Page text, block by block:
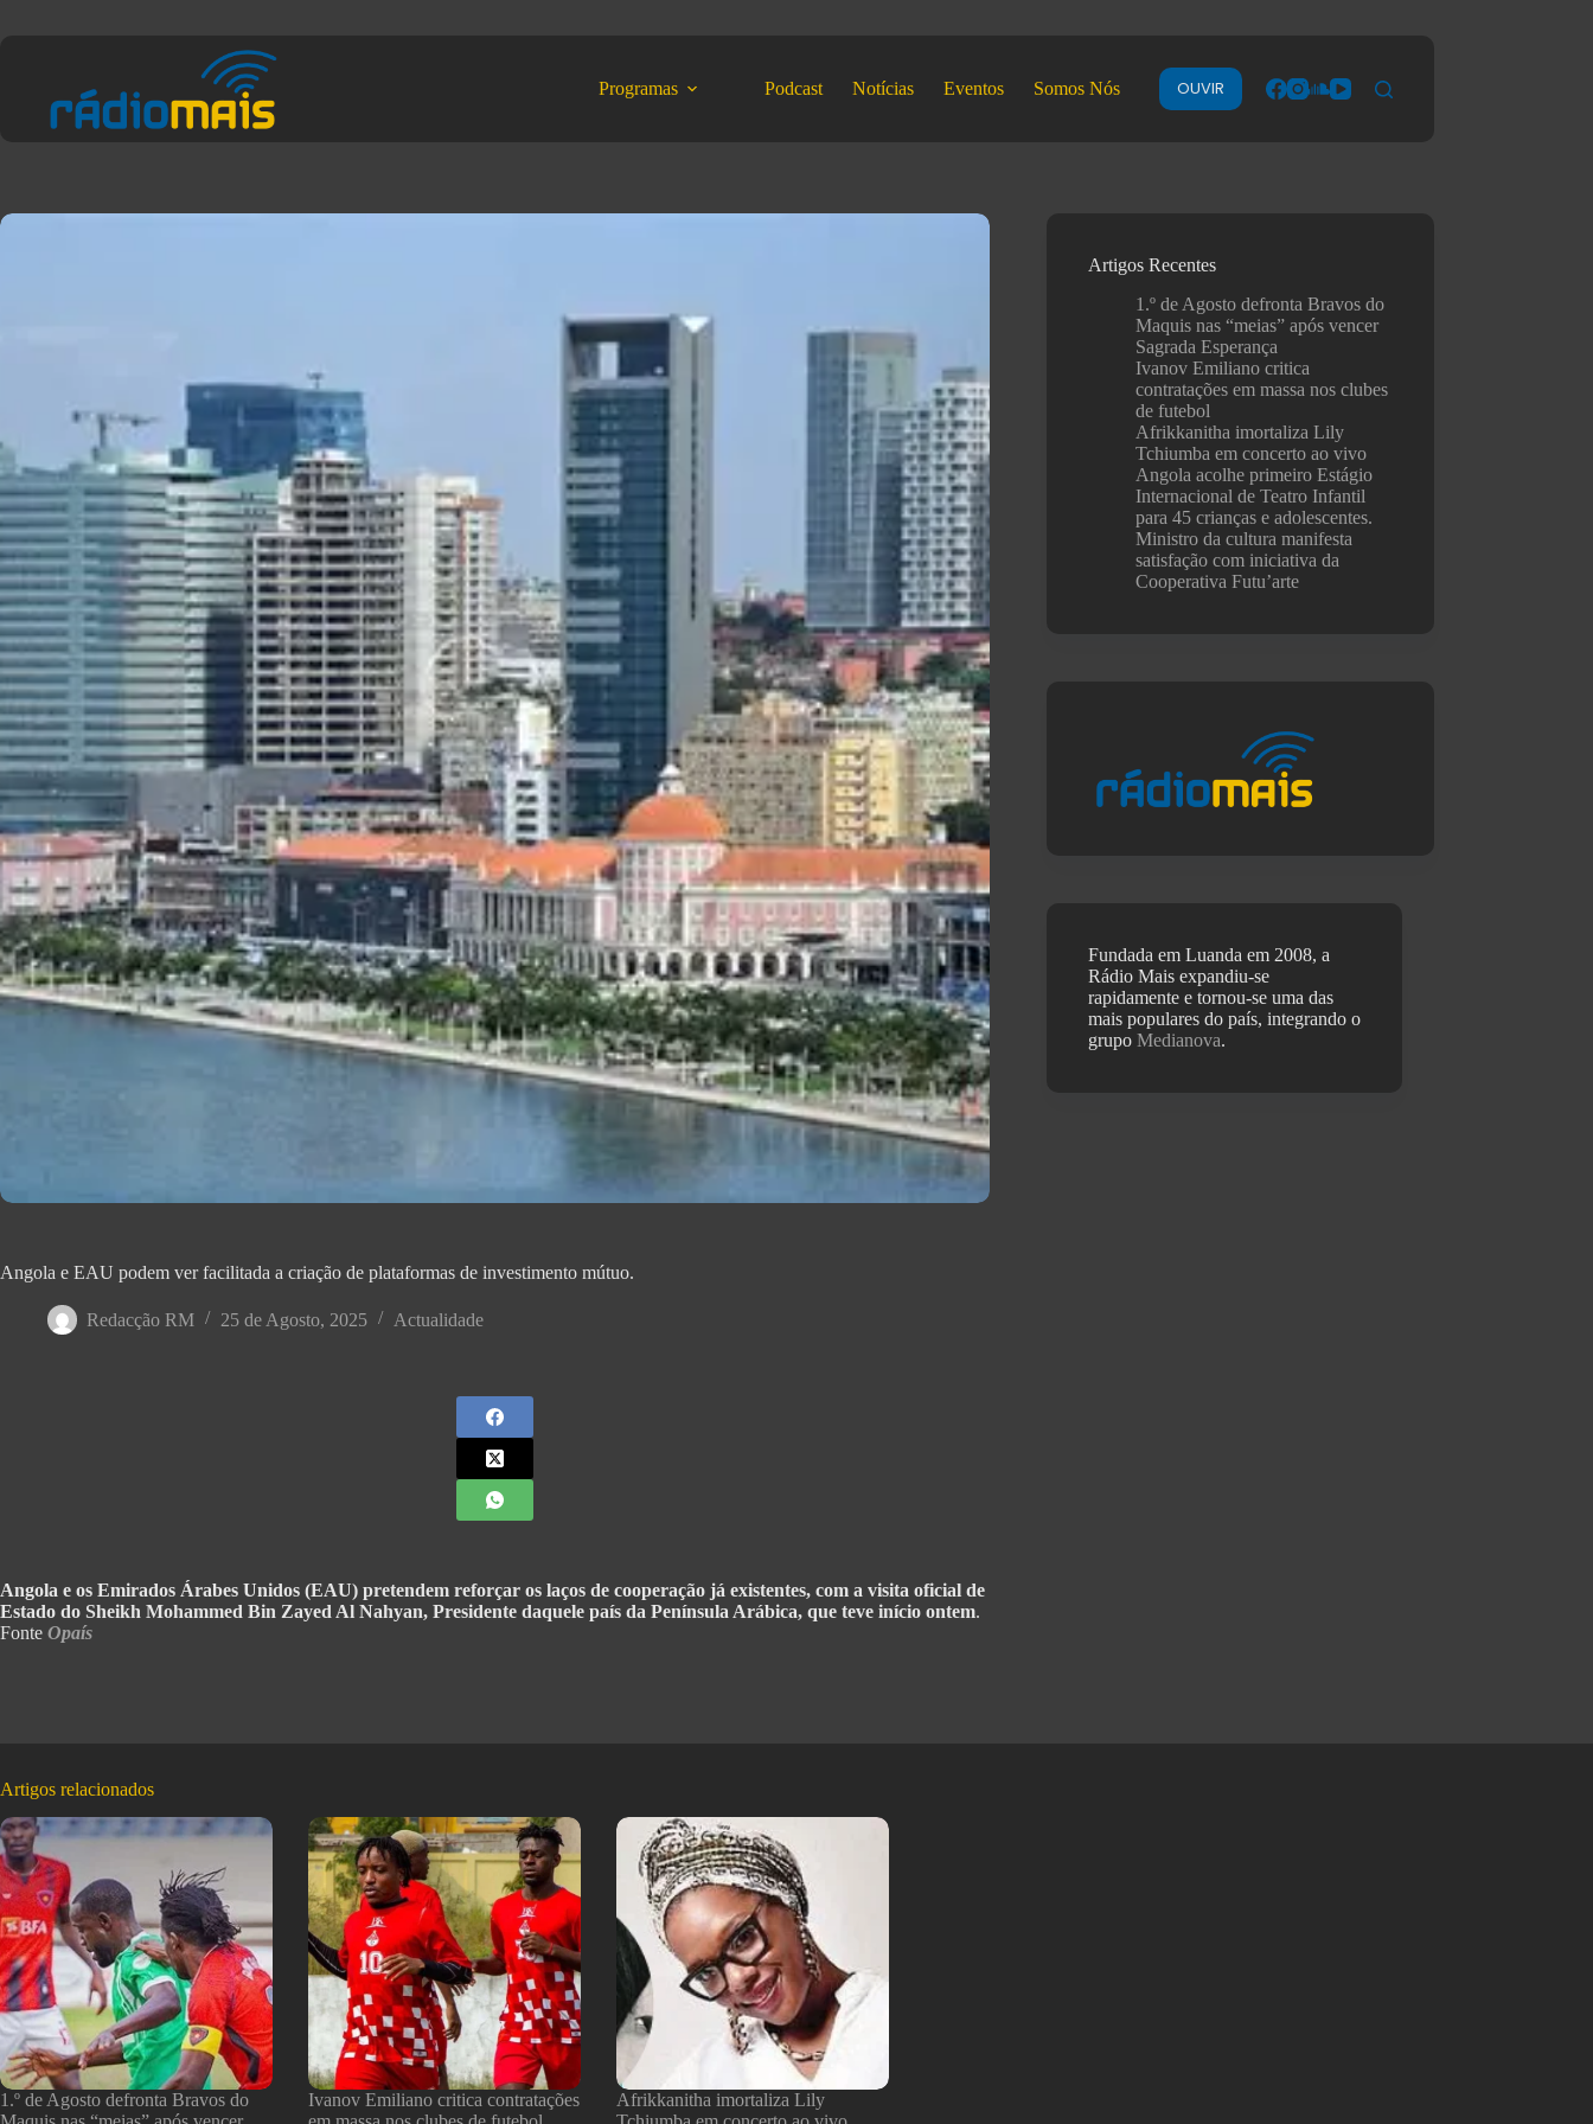
Programas Podcast Notícias Eventos Somos Nós OUVIR
Angola e EAU podem ver facilitada a criação de plataformas de investimento mútuo.
Redacção RM 25 de Agosto, 2025 Actualidade
Angola e os Emirados Árabes Unidos (EAU) pretendem reforçar os laços de cooperação já existentes, com a visita oficial de
Estado do Sheikh Mohammed Bin Zayed Al Nahyan, Presidente daquele país da Península Arábica, que teve início ontem.
Fonte Opaís
Artigos Recentes
1.º de Agosto defronta Bravos do
Maquis nas “meias” após vencer
Sagrada Esperança
Ivanov Emiliano critica
contratações em massa nos clubes
de futebol
Afrikkanitha imortaliza Lily
Tchiumba em concerto ao vivo
Angola acolhe primeiro Estágio
Internacional de Teatro Infantil
para 45 crianças e adolescentes.
Ministro da cultura manifesta
satisfação com iniciativa da
Cooperativa Futu’arte
Fundada em Luanda em 2008, a
Rádio Mais expandiu-se
rapidamente e tornou-se uma das
mais populares do país, integrando o
grupoMedianova.
Artigos relacionados
1.º de Agosto defronta Bravos do
Ivanov Emiliano critica contratações
Afrikkanitha imortaliza Lily